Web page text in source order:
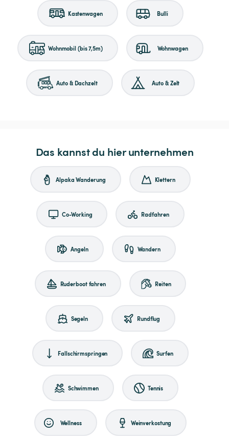
Kastenwagen Bulli
Wohnmobil (bis 7,5m) Wohnwagen
Auto & Dachzelt Auto & Zelt
Das kannst du hier unternehmen
Alpaka Wanderung Klettern
Co-Working Radfahren
Angeln Wandern
Ruderboot fahren Reiten
Segeln Rundflug
Fallschirmspringen Surfen
Schwimmen Tennis
Wellness Weinverkostung